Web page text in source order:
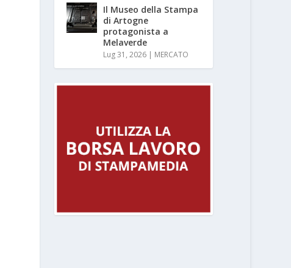
Il Museo della Stampa
di Artogne
protagonista a
Melaverde
Lug 31, 2026 | MERCATO